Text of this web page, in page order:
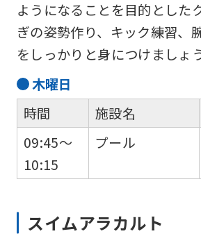
ようになることを目的とした
ぎの姿勢作り、キック練習、
をしっかりと身につけましょう
木曜日
時間
09:45～
10:15
施設名
プール
スイムアラカルト